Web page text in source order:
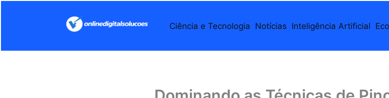
conteúdo
Ciência e Tecnologia Notícias Inteligência Artificial